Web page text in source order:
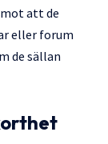
att de
eller forum
de sällan